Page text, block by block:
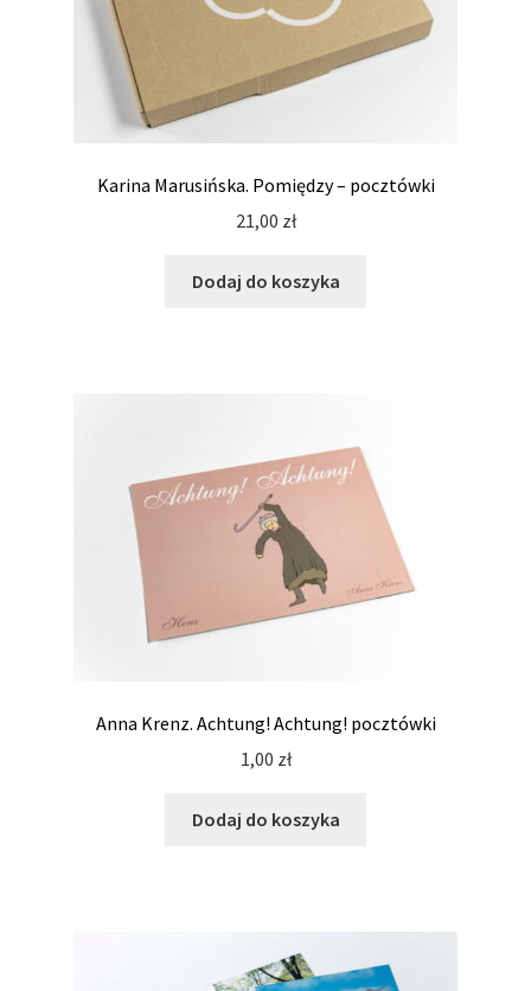
Karina Marusińska. Pomiędzy – pocztówki
21,00 zł
Dodaj do koszyka
Anna Krenz. Achtung! Achtung! pocztówki
1,00 zł
Dodaj do koszyka